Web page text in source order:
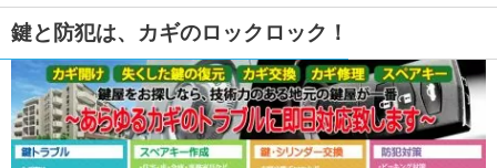
鍵と防犯は、カギのロックロック！